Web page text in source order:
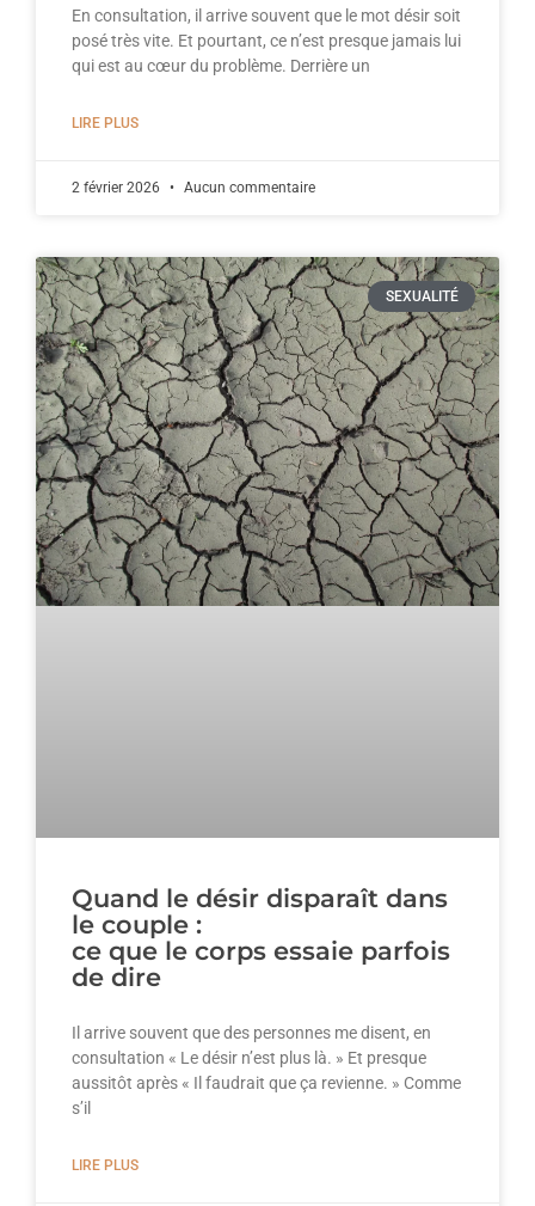
En consultation, il arrive souvent que le mot désir soit
posé très vite. Et pourtant, ce n’est presque jamais lui
qui est au cœur du problème. Derrière un
LIRE PLUS
2 février 2026 Aucun commentaire
SEXUALITÉ
Quand le désir disparaît dans
le couple :
ce que le corps essaie parfois
de dire
Il arrive souvent que des personnes me disent, en
consultation « Le désir n’est plus là. » Et presque
aussitôt après « Il faudrait que ça revienne. » Comme
s’il
LIRE PLUS